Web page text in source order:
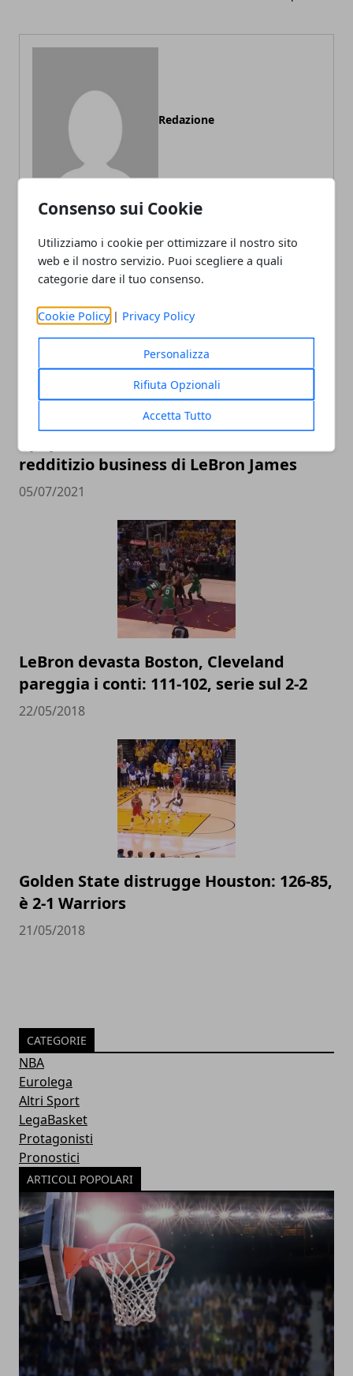
Consenso sui Cookie
Utilizziamo i cookie per ottimizzare il nostro sito
web e il nostro servizio. Puoi scegliere a quali
categorie dare il tuo consenso.
Cookie Policy | Privacy Policy
Personalizza
Rifiuta Opzionali
Accetta Tutto
Redazione
ARTICOLI CORRELATI
redditizio business di LeBron James
05/07/2021
LeBron devasta Boston, Cleveland
pareggia i conti: 111-102, serie sul 2-2
22/05/2018
Golden State distrugge Houston: 126-85,
è 2-1 Warriors
21/05/2018
CATEGORIE
NBA
Eurolega
Altri Sport
LegaBasket
Protagonisti
Pronostici
ARTICOLI POPOLARI